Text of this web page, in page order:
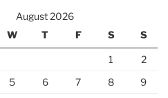
August 2026
W T F S S
1
2
5 6 7 8
9